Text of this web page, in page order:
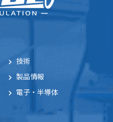
技術
製品情報
電子・半導体